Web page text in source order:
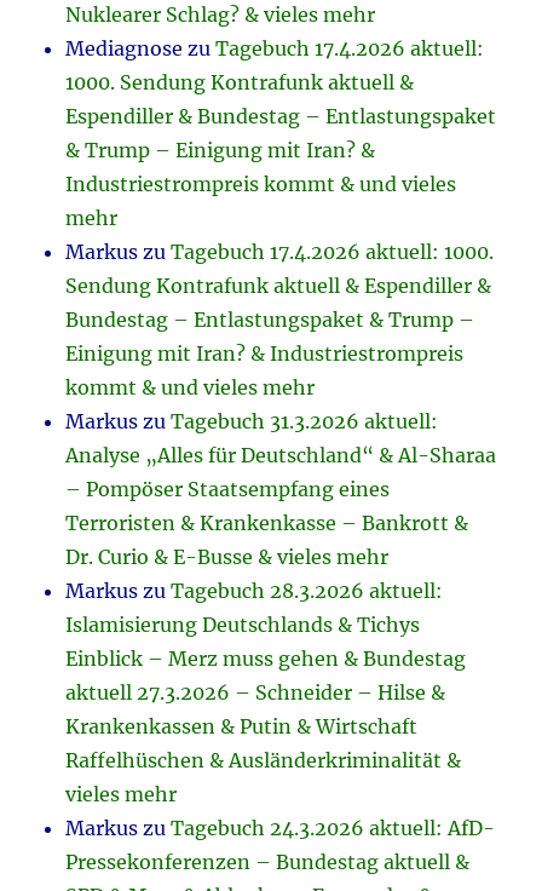
Nuklearer Schlag? & vieles mehr
Mediagnose zuTagebuch 17.4.2026 aktuell:
1000. Sendung Kontrafunk aktuell &
Espendiller & Bundestag – Entlastungspaket
& Trump – Einigung mit Iran? &
Industriestrompreis kommt & und vieles
mehr
Markus zuTagebuch 17.4.2026 aktuell: 1000.
Sendung Kontrafunk aktuell & Espendiller &
Bundestag – Entlastungspaket & Trump –
Einigung mit Iran? & Industriestrompreis
kommt & und vieles mehr
Markus zuTagebuch 31.3.2026 aktuell:
Analyse „Alles für Deutschland“ & Al-Sharaa
– Pompöser Staatsempfang eines
Terroristen & Krankenkasse – Bankrott &
Dr. Curio & E-Busse & vieles mehr
Markus zuTagebuch 28.3.2026 aktuell:
Islamisierung Deutschlands & Tichys
Einblick – Merz muss gehen & Bundestag
aktuell 27.3.2026 – Schneider – Hilse &
Krankenkassen & Putin & Wirtschaft
Raffelhüschen & Ausländerkriminalität &
vieles mehr
Markus zuTagebuch 24.3.2026 aktuell: AfD-
Pressekonferenzen – Bundestag aktuell &